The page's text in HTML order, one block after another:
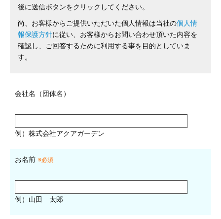
後に送信ボタンをクリックしてください。
尚、お客様からご提供いただいた個人情報は当社の個人情
報保護方針に従い、お客様からお問い合わせ頂いた内容を
確認し、ご回答するために利用する事を目的としていま
す。
会社名（団体名）
例）株式会社アクアガーデン
お名前 ※必須
例）山田 太郎